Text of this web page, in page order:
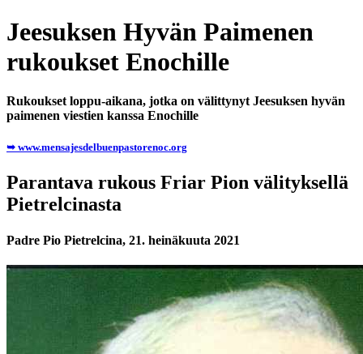
Jeesuksen Hyvän Paimenen
rukoukset Enochille
Rukoukset loppu-aikana, jotka on välittynyt Jeesuksen hyvän
paimenen viestien kanssa Enochille
➥ www.mensajesdelbuenpastorenoc.org
Parantava rukous Friar Pion välityksellä
Pietrelcinasta
Padre Pio Pietrelcina, 21. heinäkuuta 2021